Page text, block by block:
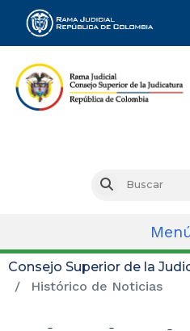
Buscar
Consejo Superior de la
Histórico de Noticias